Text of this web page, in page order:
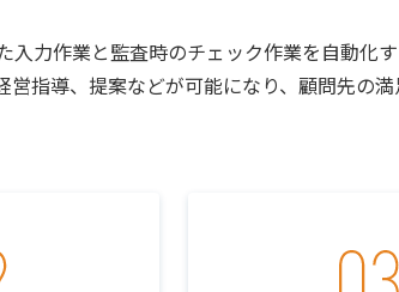
入力作業と監査時のチェック作業を自動化
指導、提案などが可能になり、顧問先の